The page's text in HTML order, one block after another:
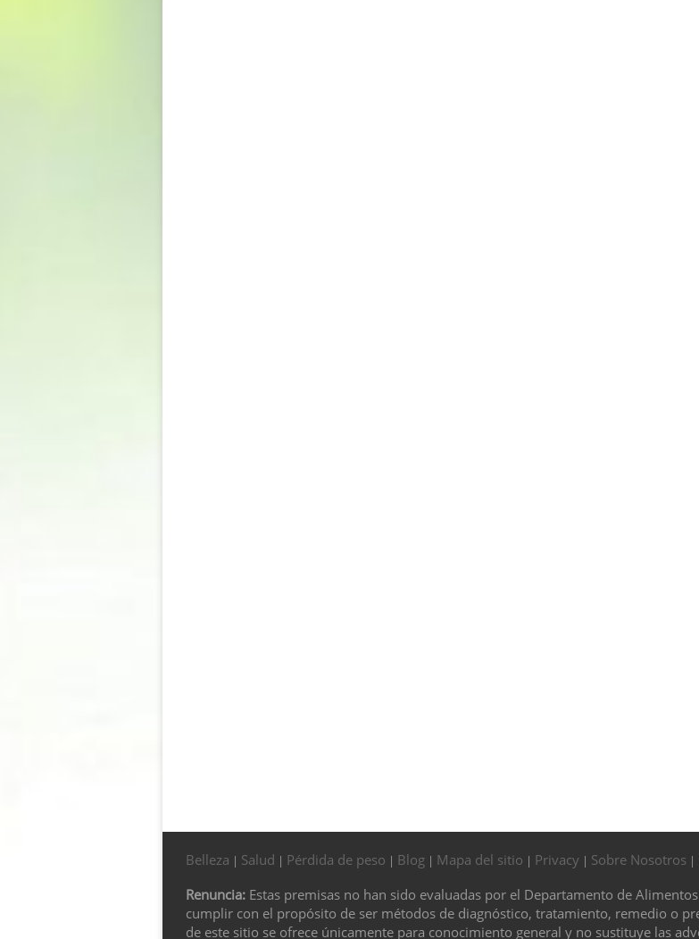
Belleza | Salud | Pérdida de peso | Blog| Mapa del sitio | Privacy | Sobre Nosotros |
Renuncia:Estas premisas no han sido evaluadas por el Departamento de
cumplir con el propósito de ser métodos de diagnóstico, tratamiento, remedio o
de este sitio se ofrece únicamente para conocimiento general y no sustituye las